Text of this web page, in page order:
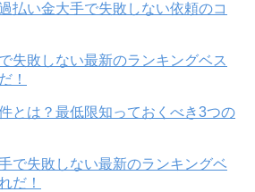
払い金大手で失敗しない依頼のコ
失敗しない最新のランキングベス
！
とは？最低限知っておくべき3つの
で失敗しない最新のランキングベ
だ！